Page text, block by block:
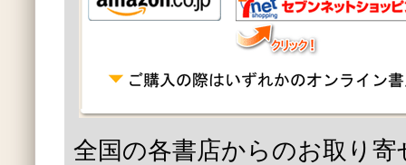
全国の各書店からのお取り